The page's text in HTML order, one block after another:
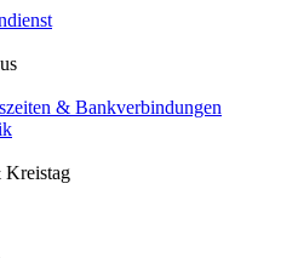
& Bankverbindungen
Kreistag